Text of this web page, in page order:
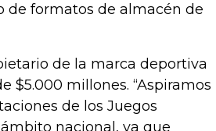
de formatos de almacén de
de la marca deportiva
$5.000 millones. “Aspiramos
de los Juegos
nacional, ya que